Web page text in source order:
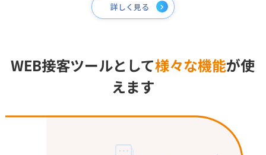
詳しく見る
WEB接客ツールとして様々な機能が使
えます